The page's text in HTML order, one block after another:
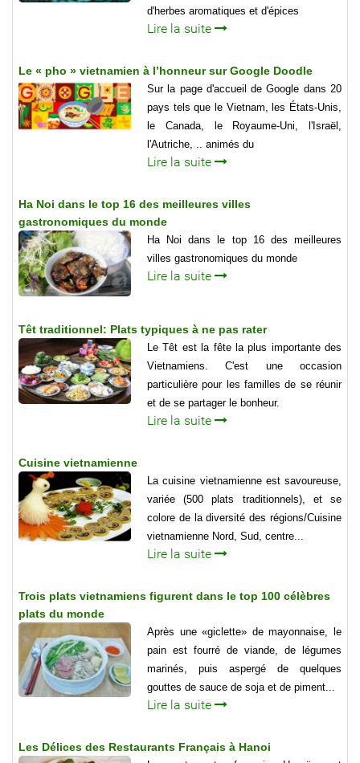
d'herbes aromatiques et d'épices
Lire la suite
Le « pho » vietnamien à l’honneur sur Google Doodle
Sur la page d'accueil de Google dans 20
pays tels que le Vietnam, les États-Unis,
le Canada, le Royaume-Uni, l'Israël,
l'Autriche, .. animés du
Lire la suite
Ha Noi dans le top 16 des meilleures villes
gastronomiques du monde
Ha Noi dans le top 16 des meilleures
villes gastronomiques du monde
Lire la suite
Têt traditionnel: Plats typiques à ne pas rater
Le Têt est la fête la plus importante des
Vietnamiens. C'est une occasion
particulière pour les familles de se réunir
et de se partager le bonheur.
Lire la suite
Cuisine vietnamienne
La cuisine vietnamienne est savoureuse,
variée (500 plats traditionnels), et se
colore de la diversité des régions/Cuisine
vietnamienne Nord, Sud, centre...
Lire la suite
Trois plats vietnamiens figurent dans le top 100 célèbres
plats du monde
Après une «giclette» de mayonnaise, le
pain est fourré de viande, de légumes
marinés, puis aspergé de quelques
gouttes de sauce de soja et de piment...
Lire la suite
Les Délices des Restaurants Français à Hanoi